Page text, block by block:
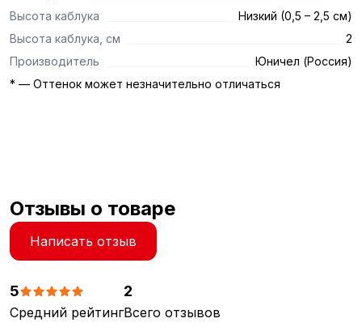
Высота каблука
Низкий (0,5 – 2,5 см)
Высота каблука, см
2
Производитель
Юничел (Россия)
* — Оттенок может незначительно отличаться
Отзывы о товаре
Написать отзыв
5
Средний рейтинг
2
Всего отзывов